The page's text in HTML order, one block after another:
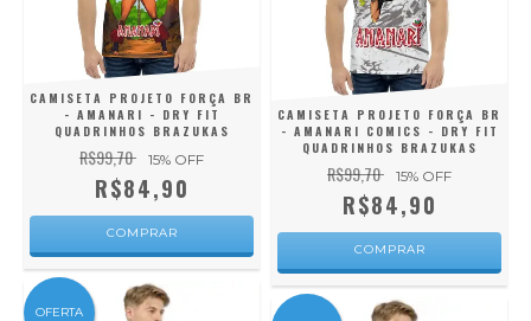
CAMISETA PROJETO FORÇA BR
- AMANARI - DRY FIT
QUADRINHOS BRAZUKAS
R$99,70 15% OFF
R$84,90
COMPRAR
CAMISETA PROJETO FORÇA BR
- AMANARI COMICS - DRY FIT
QUADRINHOS BRAZUKAS
R$99,70 15% OFF
R$84,90
COMPRAR
OFERTA